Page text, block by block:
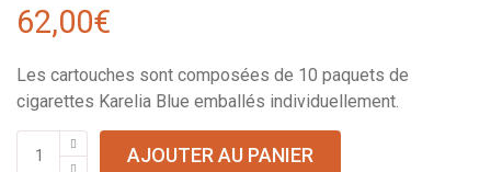
62,00€
Les cartouches sont composées de 10 paquets de
cigarettes Karelia Blue emballés individuellement.
AJOUTER AU PANIER